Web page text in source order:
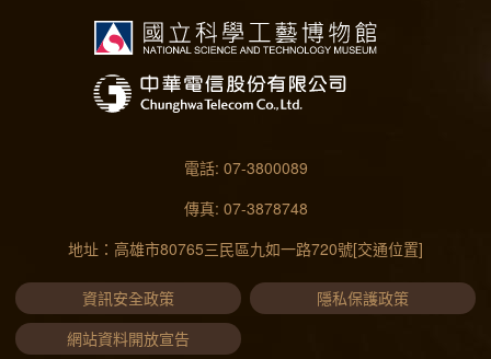
電話: 07-3800089
傳真: 07-3878748
地址：高雄市80765三民區九如一路720號[交通位置]
資訊安全政策
隱私保護政策
網站資料開放宣告